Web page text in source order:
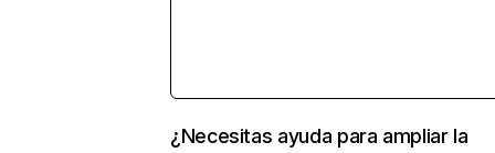
¿Necesitas ayuda para ampliar la